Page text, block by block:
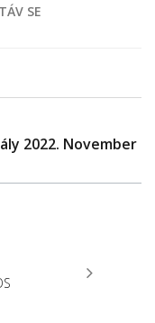
SE
2022. November